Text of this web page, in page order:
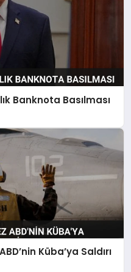
Banknota Basılması
Küba’ya Saldırı